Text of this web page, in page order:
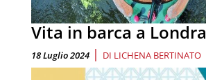
Vita in barca a Londra
18 Luglio 2024 | DI LICHENA BERTINATO